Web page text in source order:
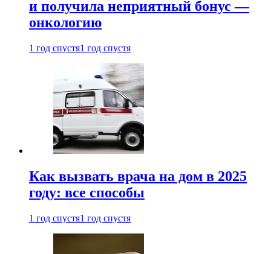
и получила неприятный бонус —
онкологию
1 год спустя1 год спустя
Как вызвать врача на дом в 2025
году: все способы
1 год спустя1 год спустя